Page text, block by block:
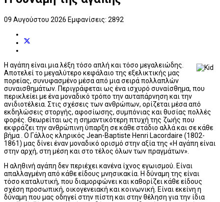
09 Αυγούστου 2026 Εμφανίσεις: 2892
Η αγάπη είναι μια λέξη τόσο απλή και τόσο μεγαλειώδης.
Αποτελεί το μεγαλύτερο κεφάλαιο της εξελικτικής μας
πορείας, συνυφασμένο μέσα από μια σειρά πολλαπλών
συναισθημάτων. Περιγράφεται ως ένα ισχυρό συναίσθημα, που
περικλείει με ένα μοναδικό τρόπο την αυταπάρνηση και την
ανιδιοτέλεια. Στις σχέσεις των ανθρώπων, ορίζεται μέσα από
εκδηλώσεις στοργής, αφοσίωσης, συμπόνιας και θυσίας πολλές
φορές. Θεωρείται ως η σημαντικότερη πτυχή της ζωής που
εκφράζει την ανθρώπινη ύπαρξη σε κάθε στάδιο αλλά και σε κάθε
βήμα . Ο Γάλλος κληρικός Jean-Baptiste Henri Lacordaire (1802-
1861) μας δίνει έναν μοναδικό ορισμό στην αξία της «Η αγάπη είναι
στην αρχή, στη μέση και στο τέλος όλων των πραγμάτων».
H αληθινή αγάπη δεν περιέχει κανένα ίχνος εγωισμού. Είναι
απαλλαγμένη από κάθε είδους μνησικακία. Η δύναμη της είναι
τόσο καταλυτική, που διαμορφώνει και καθορίζει κάθε είδους
σχέση προσωπική, οικογενειακή και κοινωνική. Είναι εκείνη η
δύναμη που μας οδηγεί στην πίστη και στην θέληση για την ίδια